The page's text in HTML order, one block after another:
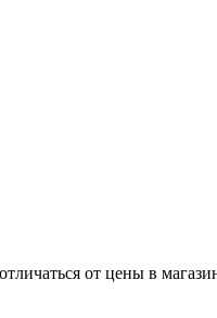
от цены в